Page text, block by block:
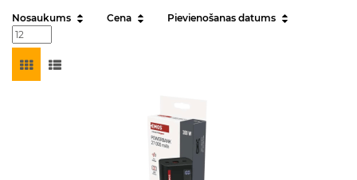
Nosaukums Cena Pievienošanas datums